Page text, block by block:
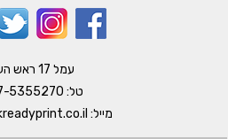
עמל 17 ראש העין
טל: 5355270
מייל: